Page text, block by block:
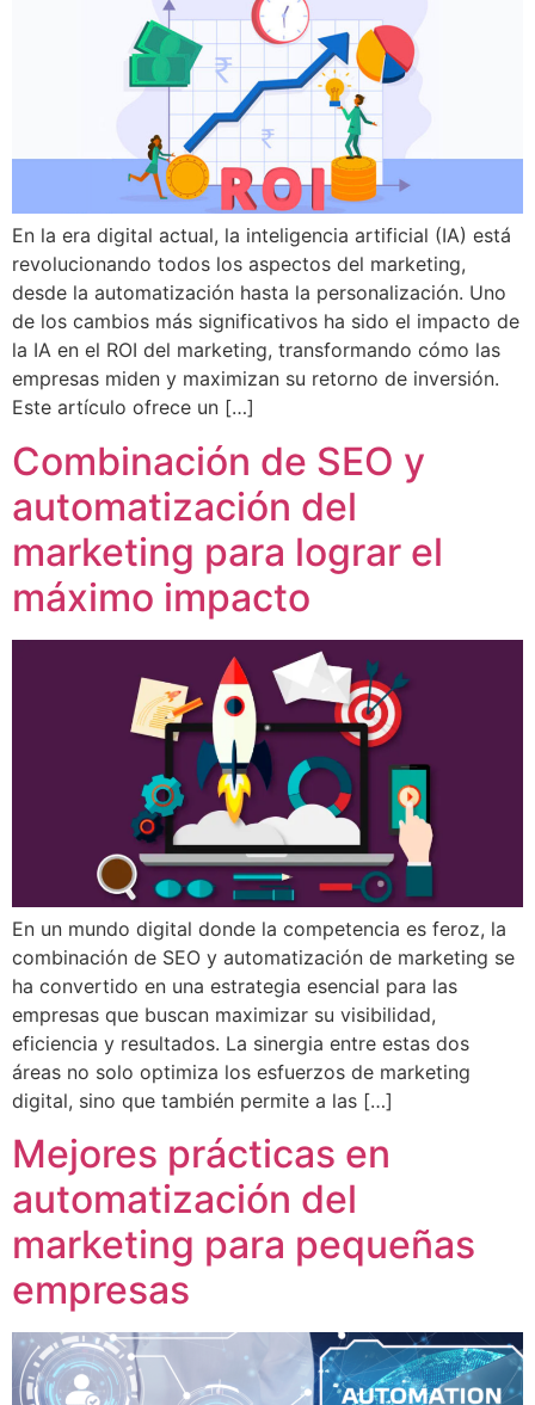
En la era digital actual, la inteligencia artificial (IA) está
revolucionando todos los aspectos del marketing,
desde la automatización hasta la personalización. Uno
de los cambios más significativos ha sido el impacto de
la IA en el ROI del marketing, transformando cómo las
empresas miden y maximizan su retorno de inversión.
Este artículo ofrece un […]
Combinación de SEO y
automatización del
marketing para lograr el
máximo impacto
En un mundo digital donde la competencia es feroz, la
combinación de SEO y automatización de marketing se
ha convertido en una estrategia esencial para las
empresas que buscan maximizar su visibilidad,
eficiencia y resultados. La sinergia entre estas dos
áreas no solo optimiza los esfuerzos de marketing
digital, sino que también permite a las […]
Mejores prácticas en
automatización del
marketing para pequeñas
empresas